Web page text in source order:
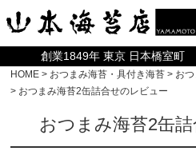
創業1849年 東京 日本橋室町
HOME おつまみ海苔・具付き海苔
お
おつまみ海苔2缶詰合せのレビュー
おつまみ海苔2缶